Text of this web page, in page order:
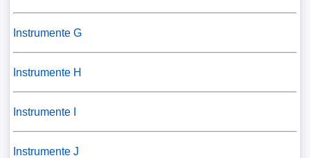
Instrumente G
Instrumente H
Instrumente I
Instrumente J